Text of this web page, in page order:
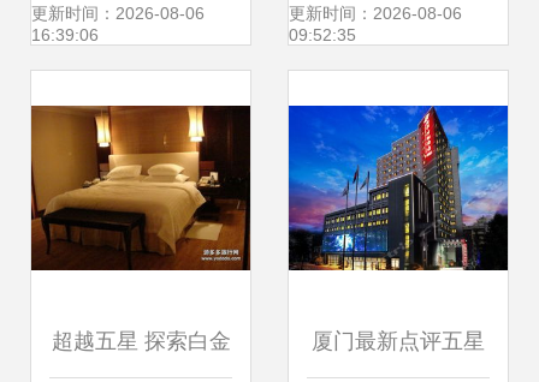
品，统统可以带回
更新时间：2026-08-06
16:39:06
星级早餐的奢华体
更新时间：2026-08-06
09:52:35
超越五星 探索白金 厦门最新点评五星